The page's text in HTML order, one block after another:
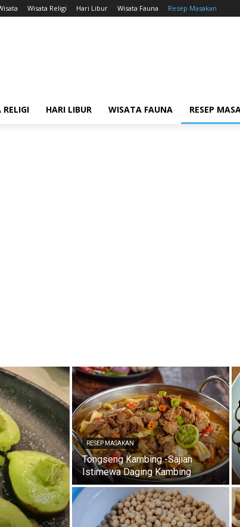
Wisata Religi Hari Libur Wisata Fauna Resep Masakan
HARI LIBUR WISATA FAUNA RESEP
RESEP MASAKAN
Tongseng Kambing -Sajian
Istimewa Daging Kambing